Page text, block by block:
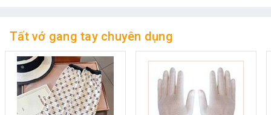
Tất vớ gang tay chuyên dụng